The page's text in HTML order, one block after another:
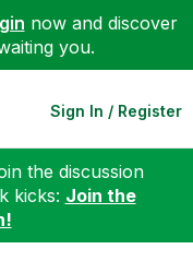
now and discover
you.
Sign In / Register
the discussion
kicks: Join the